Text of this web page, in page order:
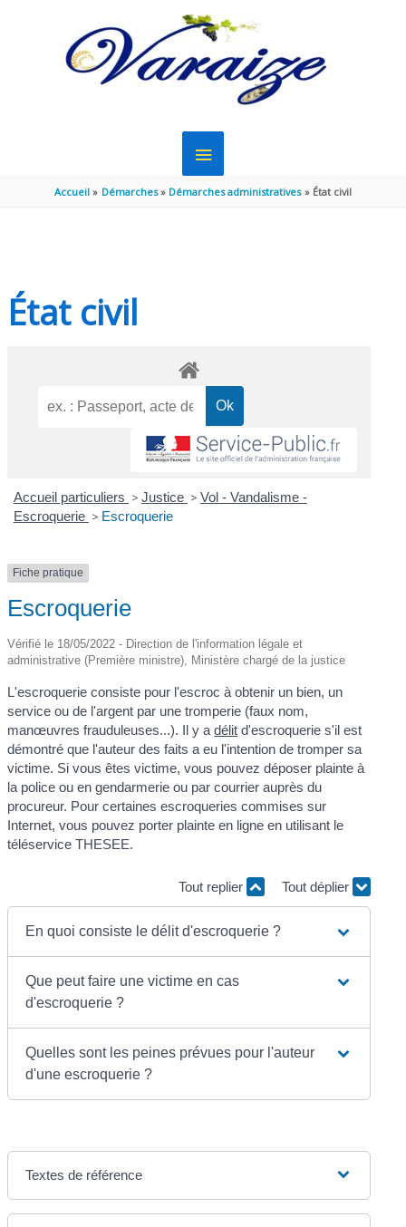
MENU
PRINCIPAL
Accueil Démarches Démarches administratives État civil
État civil
Accueil particuliers > Justice > Vol - Vandalisme -
Escroquerie > Escroquerie
Fiche pratique
Escroquerie
Vérifié le 18/05/2022 - Direction de l'information légale et
administrative (Première ministre), Ministère chargé de la justice
L'escroquerie consiste pour l'escroc à obtenir un bien, un
service ou de l'argent par une tromperie (faux nom,
manœuvres frauduleuses...). Il y adélit d'escroquerie s'il est
démontré que l'auteur des faits a eu l'intention de tromper sa
victime. Si vous êtes victime, vous pouvez déposer plainte à
la police ou en gendarmerie ou par courrier auprès du
procureur. Pour certaines escroqueries commises sur
Internet, vous pouvez porter plainte en ligne en utilisant le
téléservice THESEE.
Tout replier Tout déplier
En quoi consiste le délit d'escroquerie ?
Que peut faire une victime en cas
d'escroquerie ?
Quelles sont les peines prévues pour l'auteur
d'une escroquerie ?
Textes de référence